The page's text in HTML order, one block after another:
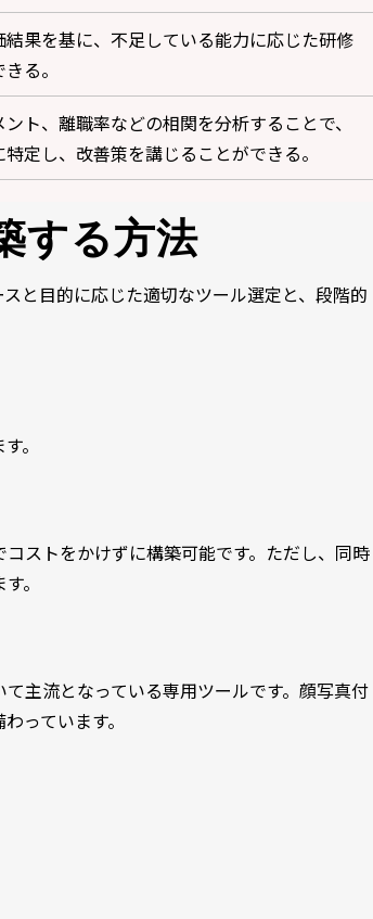
果を基に、不足している能力に応じた研修
る。
ト、離職率などの相関を分析することで、
定し、改善策を講じることができる。
する方法
と目的に応じた適切なツール選定と、段階的
。
ストをかけずに構築可能です。ただし、同時
。
主流となっている専用ツールです。顔写真付
っています。